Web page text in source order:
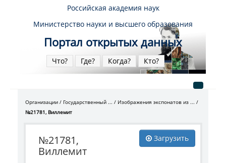
Российская академия наук
Министерство науки и высшего образования
Портал открытых данных
Что? Где? Когда? Кто?
Организации Государственный ...
Изображения экспонатов из ...
№21781, Виллемит
Загрузить
№21781,
Виллемит